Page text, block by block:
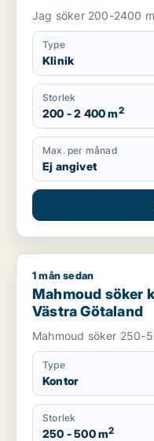
Jag söker 200-2400
Type
Klinik
Storlek
200 - 2 400 m2
Max. per månad
Ej angivet
Mahmoud söker
1 mån sedan
Mahmoud söker
Västra Götaland
Mahmoud söker 250-
Type
Kontor
Storlek
250 - 500 m2